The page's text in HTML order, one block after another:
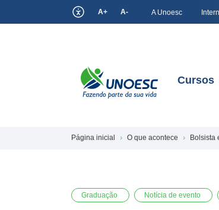
A+ A- A Unoesc
Cursos
Página inicial O que acontece Bolsista
Graduação Notícia de evento